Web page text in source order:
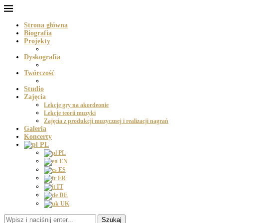
Strona główna
Biografia
Projekty
Dyskografia
Twórczość
Studio
Zajęcia
Lekcje gry na akordeonie
Lekcje teorii muzyki
Zajęcia z produkcji muzycznej i realizacji nagrań
Galeria
Koncerty
PL
PL
EN
ES
FR
IT
DE
UK
Szukaj